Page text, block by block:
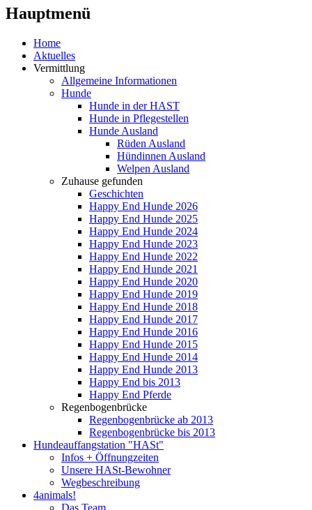
Hauptmenü
Home
Aktuelles
Vermittlung
Allgemeine Informationen
Hunde
Hunde in der HAST
Hunde in Pflegestellen
Hunde Ausland
Rüden Ausland
Hündinnen Ausland
Welpen Ausland
Zuhause gefunden
Geschichten
Happy End Hunde 2026
Happy End Hunde 2025
Happy End Hunde 2024
Happy End Hunde 2023
Happy End Hunde 2022
Happy End Hunde 2021
Happy End Hunde 2020
Happy End Hunde 2019
Happy End Hunde 2018
Happy End Hunde 2017
Happy End Hunde 2016
Happy End Hunde 2015
Happy End Hunde 2014
Happy End Hunde 2013
Happy End bis 2013
Happy End Pferde
Regenbogenbrücke
Regenbogenbrücke ab 2013
Regenbogenbrücke bis 2013
Hundeauffangstation "HASt"
Infos + Öffnungzeiten
Unsere HASt-Bewohner
Wegbeschreibung
4animals!
Das Team